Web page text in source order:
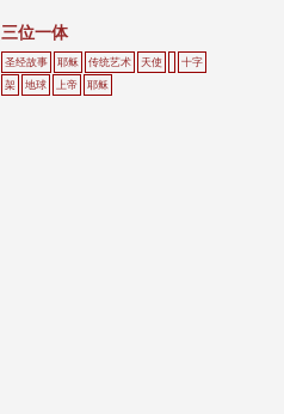
三位一体
圣经故事 耶稣 传统艺术 天使
十字
架
地球 上帝 耶稣